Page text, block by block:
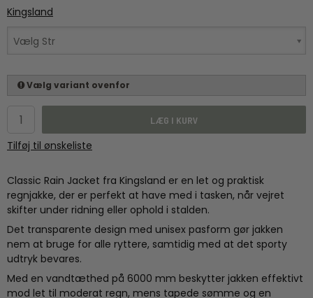
Kingsland
Vælg Str
Vælg variant ovenfor
LÆG I KURV
Tilføj til ønskeliste
Classic Rain Jacket fra Kingsland er en let og praktisk
regnjakke, der er perfekt at have med i tasken, når vejret
skifter under ridning eller ophold i stalden.
Det transparente design med unisex pasform gør jakken
nem at bruge for alle ryttere, samtidig med at det sporty
udtryk bevares.
Med en vandtæthed på 6000 mm beskytter jakken effektivt
mod let til moderat regn, mens tapede sømme og en